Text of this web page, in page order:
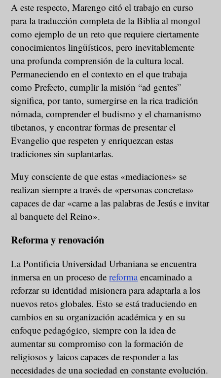
A este respecto, Marengo citó el trabajo en curso
para la traducción completa de la Biblia al mongol
como ejemplo de un reto que requiere ciertamente
conocimientos lingüísticos, pero inevitablemente
una profunda comprensión de la cultura local.
Permaneciendo en el contexto en el que trabaja
como Prefecto, cumplir la misión “ad gentes”
significa, por tanto, sumergirse en la rica tradición
nómada, comprender el budismo y el chamanismo
tibetanos, y encontrar formas de presentar el
Evangelio que respeten y enriquezcan estas
tradiciones sin suplantarlas.
Muy consciente de que estas «mediaciones» se
realizan siempre a través de «personas concretas»
capaces de dar «carne a las palabras de Jesús e invitar
al banquete del Reino».
Reforma y renovación
La Pontificia Universidad Urbaniana se encuentra
inmersa en un proceso dereformaencaminado a
reforzar su identidad misionera para adaptarla a los
nuevos retos globales. Esto se está traduciendo en
cambios en su organización académica y en su
enfoque pedagógico, siempre con la idea de
aumentar su compromiso con la formación de
religiosos y laicos capaces de responder a las
necesidades de una sociedad en constante evolución.